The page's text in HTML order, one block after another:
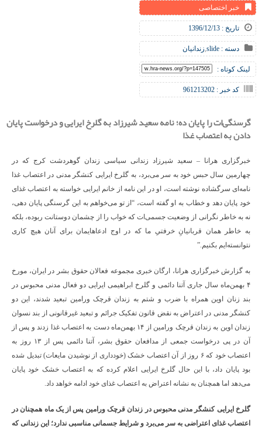
خبر اختصاصی
تاریخ : 1396/12/13
دسته : slide
,زندانیان
لینک کوتاه :
کد خبر : 961213202
گرسنگی‌ات را پایان ده؛ نامه سعید شیرزاد به گلرخ ایرایی و درخواست پایان
دادن به اعتصاب غذا
خبرگزاری هرانا – سعید شیرزاد زندانی سیاسی زندان گوهردشت کرج که در
چهارمین سال حبس خود به سر می‌برد، به گلرخ ایرایی کنشگر مدنی در اعتصاب غذا
نامه‌ای سرگشاده نوشته است، او در این نامه از خانم ایرایی خواسته به اعتصاب غذای
خود پایان دهد و خطاب به او گفته است، “از تو می‌خواهم به این گرسنگی پایان دهی،
نه به خاطر نگرانی از وضعیت جسمی‌ات که خواب را از چشمان دوستانت ربوده، بلکه
به خاطر همان قربانیانِ خرفتیِ ما که در اوج ادعاهایمان برای آنان هیچ کاری
نتوانسته‌ایم بکنیم.”
به گزارش خبرگزاری هرانا، ارگان خبری مجموعه فعالان حقوق بشر در ایران، مورخ
۴ بهمن‌ماه سال جاری آتنا دائمی و گلرخ ابراهیمی ایرایی دو فعال مدنی محبوس در
بند زنان اوین همراه با ضرب و شتم به زندان قرچک ورامین تبعید شدند، این دو
کنشگر مدنی در اعتراض به نقض قانون تفکیک جرائم و تبعید غیرقانونی از بند نسوان
زندان اوین به زندان قرچک ورامین از ۱۴ بهمن‌ماه دست به اعتصاب غذا زدند و پس از
آن در پی درخواست جمعی از مدافعان حقوق بشر، آتنا دائمی پس از ۱۳ روز به
اعتصاب خود که ۶ روز از آن اعتصاب خشک (خودداری از نوشیدن مایعات) تبدیل شده
بود پایان داد، با این حال گلرخ ایرایی اعلام کرده که به اعتصاب خشک خود پایان
می‌دهد اما همچنان به نشانه اعتراض به اعتصاب غذای خود ادامه خواهد داد.
گلرخ ایرایی کنشگر مدنی محبوس در زندان قرچک ورامین پس از یک ماه همچنان در
اعتصاب غذای اعتراضی به سر می‌برد و شرایط جسمانی مناسبی ندارد؛ این زندانی که